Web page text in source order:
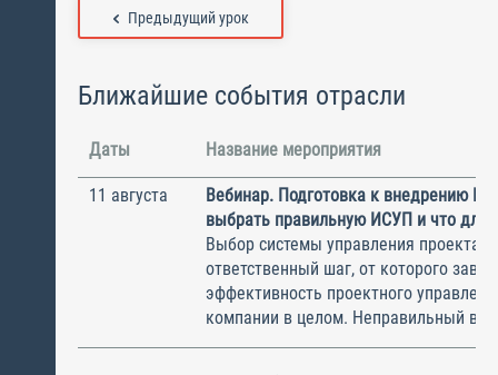
Предыдущий урок
Ближайшие события отрасли
Даты Название мероприятия
11 августа
Вебинар. Подготовка к внедрению
выбрать правильную ИСУП и что для
Выбор системы управления
ответственный шаг, от которого
эффективность проектного
компании в целом. Неправильный